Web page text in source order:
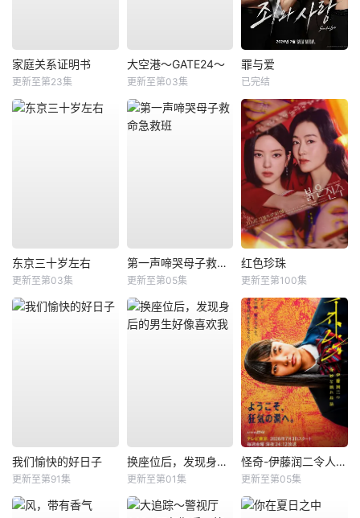
家庭关系证明书
更新至第23集
大空港～GATE24～
更新至第03集
罪与爱
已完结
东京三十岁左右
更新至第03集
第一声啼哭母子救命急救班
更新至第05集
红色珍珠
更新至第100集
我们愉快的好日子
更新至第91集
换座位后，发现身后的男生好像喜欢我
更新至第01集
怪奇-伊藤润二令人彻夜难眠的奇异故事－
更新至第05集